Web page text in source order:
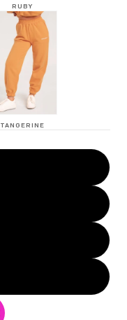
Shape
RUBY
TANGERINE